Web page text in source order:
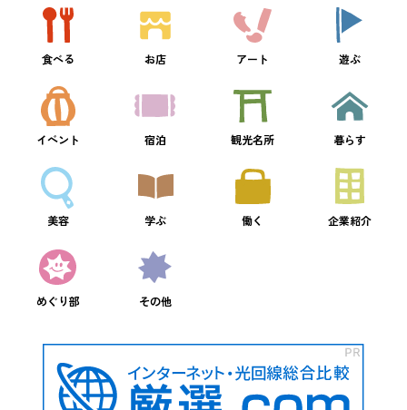
食べる お店 アート 遊ぶ
イベント 宿泊 観光名所 暮らす
美容 学ぶ 働く 企業紹介
めぐり部 その他